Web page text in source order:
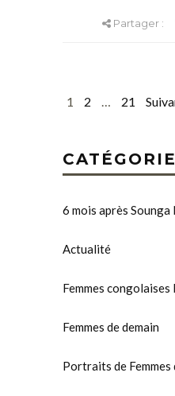
Partager :
1 2 21
6 mois après
Actualité
Femmes congolaises
Femmes de demain
Portraits de Femmes